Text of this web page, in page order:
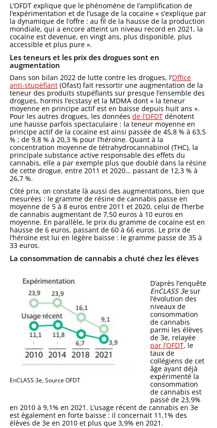
L’OFDT explique que le phénomène de l’amplification de
l’expérimentation et de l’usage de la cocaïne « s’explique par
la dynamique de l’offre : au fil de la hausse de la production
mondiale, qui a encore atteint un niveau record en 2021, la
cocaïne est devenue, en vingt ans, plus disponible, plus
accessible et plus pure ».
Les teneurs et les prix des drogues sont en
augmentation
Dans son bilan 2022 de lutte contre les drogues, l’Office
anti-stupéfiant (Ofast) fait ressortir une augmentation de la
teneur des produits stupéfiants sur presque l’ensemble des
drogues, hormis l’ecstasy et la MDMA dont « la teneur
moyenne en principe actif est en baisse depuis huit ans ».
Pour les autres drogues, les données de l’OFDT dénotent
une hausse parfois spectaculaire : la teneur moyenne en
principe actif de la cocaïne est ainsi passée de 45,8 % à 63,5
% ; de 9,8 % à 20,3 % pour l’héroïne. Quant à la
concentration moyenne de tétrahydrocannabinol (THC), la
principale substance active responsable des effets du
cannabis, elle a par exemple plus que doublé dans la résine
de cette drogue, entre 2011 et 2020… passant de 12,3 % à
26,7 %.
Côté prix, on constate là aussi des augmentations, bien que
mesurées : le gramme de résine de cannabis passe en
moyenne de 5 à 8 euros entre 2011 et 2020, celui de l’herbe
de cannabis augmentant de 7,50 euros à 10 euros en
moyenne. En parallèle, le prix du gramme de cocaïne est en
hausse de 6 euros, passant de 60 à 66 euros. Le prix de
l’héroïne est lui en légère baisse : le gramme passe de 35 à
33 euros.
La consommation de cannabis a chuté chez les élèves
EnCLASS 3e, Source OFDT
D’après l’enquête
EnCLASS 3esur
l’évolution des
niveaux de
consommation
de cannabis
parmi les élèves
de 3e, relayée
par l’OFDT, le
taux de
collégiens de cet
âge ayant déjà
expérimenté la
consommation
de cannabis est
passé de 23,9%
en 2010 à 9,1% en 2021. L’usage récent de cannabis en 3e
est également en forte baisse : il concernait 11,1% des
élèves de 3e en 2010 et plus que 3,9% en 2021.